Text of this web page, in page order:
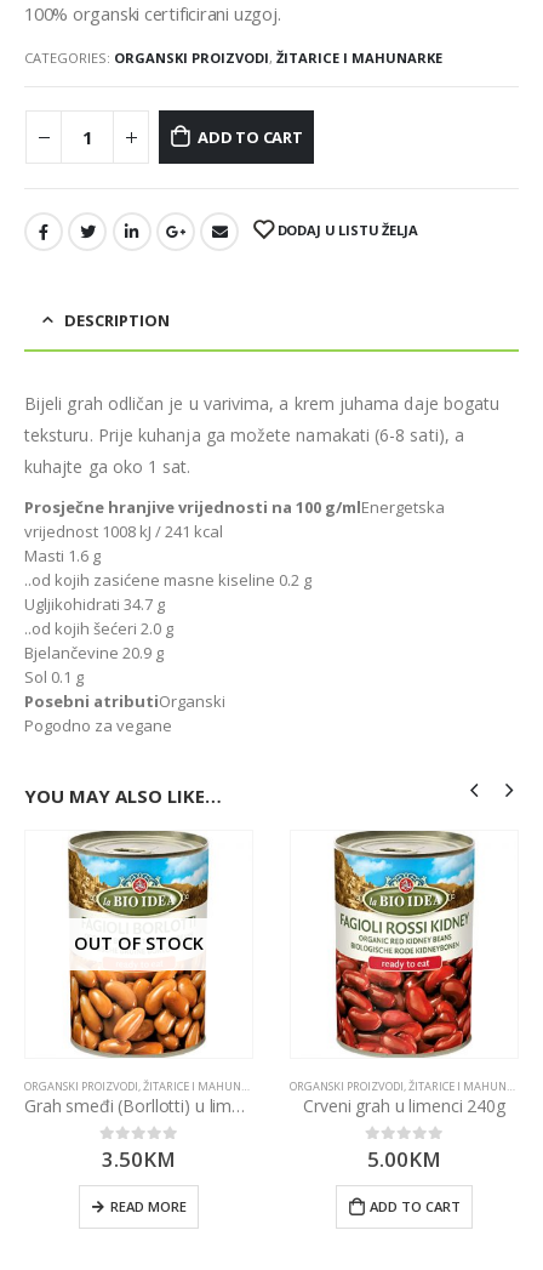
100% organski certificirani uzgoj.
CATEGORIES: ORGANSKI PROIZVODI, ŽITARICE I MAHUNARKE
ADD TO CART
DODAJ U LISTU ŽELJA
DESCRIPTION
Bijeli grah odličan je u varivima, a krem juhama daje bogatu
teksturu. Prije kuhanja ga možete namakati (6-8 sati), a
kuhajte ga oko 1 sat.
Prosječne hranjive vrijednosti na 100 g/mlEnergetska
vrijednost 1008 kJ / 241 kcal
Masti 1.6 g
..od kojih zasićene masne kiseline 0.2 g
Ugljikohidrati 34.7 g
..od kojih šećeri 2.0 g
Bjelančevine 20.9 g
Sol 0.1 g
Posebni atributiOrganski
Pogodno za vegane
YOU MAY ALSO LIKE…
OUT OF STOCK
ORGANSKI PROIZVODI,ŽITARICE I MAHUNARKE
Grah smeđi (Borllotti) u limenci 240g
0out of 5
3.50KM
READ MORE
ORGANSKI PROIZVODI,ŽITARICE I MAHUNARKE
Crveni grah u limenci 240g
0out of 5
5.00KM
ADD TO CART